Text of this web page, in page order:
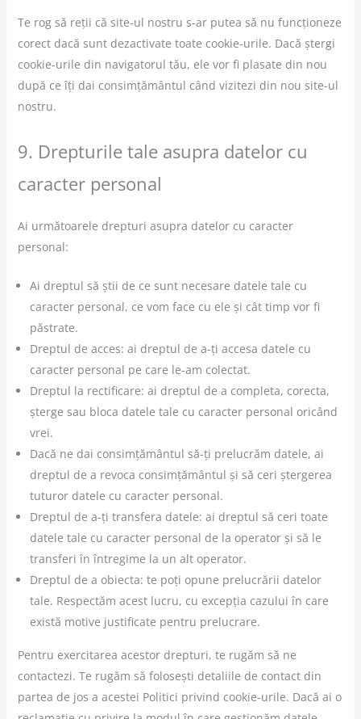
Te rog să reții că site-ul nostru s-ar putea să nu funcționeze
corect dacă sunt dezactivate toate cookie-urile. Dacă ștergi
cookie-urile din navigatorul tău, ele vor fi plasate din nou
după ce îți dai consimțământul când vizitezi din nou site-ul
nostru.
9. Drepturile tale asupra datelor cu
caracter personal
Ai următoarele drepturi asupra datelor cu caracter
personal:
Ai dreptul să știi de ce sunt necesare datele tale cu
caracter personal, ce vom face cu ele și cât timp vor fi
păstrate.
Dreptul de acces: ai dreptul de a-ți accesa datele cu
caracter personal pe care le-am colectat.
Dreptul la rectificare: ai dreptul de a completa, corecta,
șterge sau bloca datele tale cu caracter personal oricând
vrei.
Dacă ne dai consimțământul să-ți prelucrăm datele, ai
dreptul de a revoca consimțământul și să ceri ștergerea
tuturor datele cu caracter personal.
Dreptul de a-ți transfera datele: ai dreptul să ceri toate
datele tale cu caracter personal de la operator și să le
transferi în întregime la un alt operator.
Dreptul de a obiecta: te poți opune prelucrării datelor
tale. Respectăm acest lucru, cu excepția cazului în care
există motive justificate pentru prelucrare.
Pentru exercitarea acestor drepturi, te rugăm să ne
contactezi. Te rugăm să folosești detaliile de contact din
partea de jos a acestei Politici privind cookie-urile. Dacă ai o